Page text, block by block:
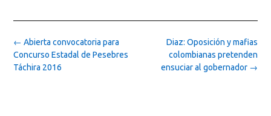
Post
navigation
Diaz: Oposición y mafias
colombianas pretenden
ensuciar al gobernador →
← Abierta convocatoria para
Concurso Estadal de Pesebres
Táchira 2016